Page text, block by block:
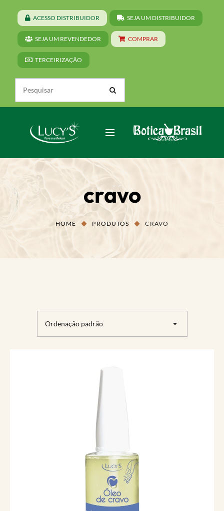
ACESSO DISTRIBUIDOR SEJA UM DISTRIBUIDOR
SEJA UM REVENDEDOR COMPRAR
TERCEIRIZAÇÃO
cravo
HOME PRODUTOS CRAVO
Ordenação padrão